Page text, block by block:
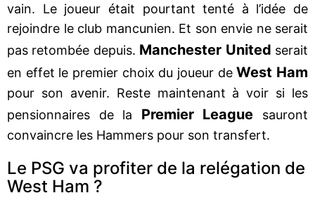
vain. Le joueur était pourtant tenté à l’idée de
rejoindre le club mancunien. Et son envie ne serait
pas retombée depuis. Manchester United serait
en effet le premier choix du joueur deWest Ham
pour son avenir. Reste maintenant à voir si les
pensionnaires de la Premier League sauront
convaincre les Hammers pour son transfert.
Le PSG va profiter de la relégation de
West Ham ?